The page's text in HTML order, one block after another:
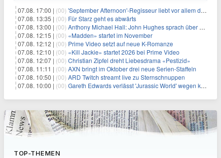
07.08. 17:00 | (00) 'September Afternoon'-Regisseur liebt vor allem die 'Banalität' in seinen Filmen
07.08. 13:35 | (00) Für Starz geht es abwärts
07.08. 13:00 | (00) Anthony Michael Hall: John Hughes sprach über eine Fortsetzung von 'The Breakfast Club'
07.08. 12:15 | (00) «Madden» startet im November
07.08. 12:12 | (00) Prime Video setzt auf neue K-Romanze
07.08. 12:10 | (00) «Kill Jackie» startet 2026 bei Prime Video
07.08. 12:07 | (00) Christian Zipfel dreht Liebesdrama «Pestizid»
07.08. 11:11 | (00) AXN bringt im Oktober drei neue Serien-Staffeln
07.08. 10:50 | (00) ARD Twitch streamt live zu Sternschnuppen
07.08. 10:00 | (00) Gareth Edwards verlässt 'Jurassic World' wegen kreativer Differenzen
TOP-THEMEN